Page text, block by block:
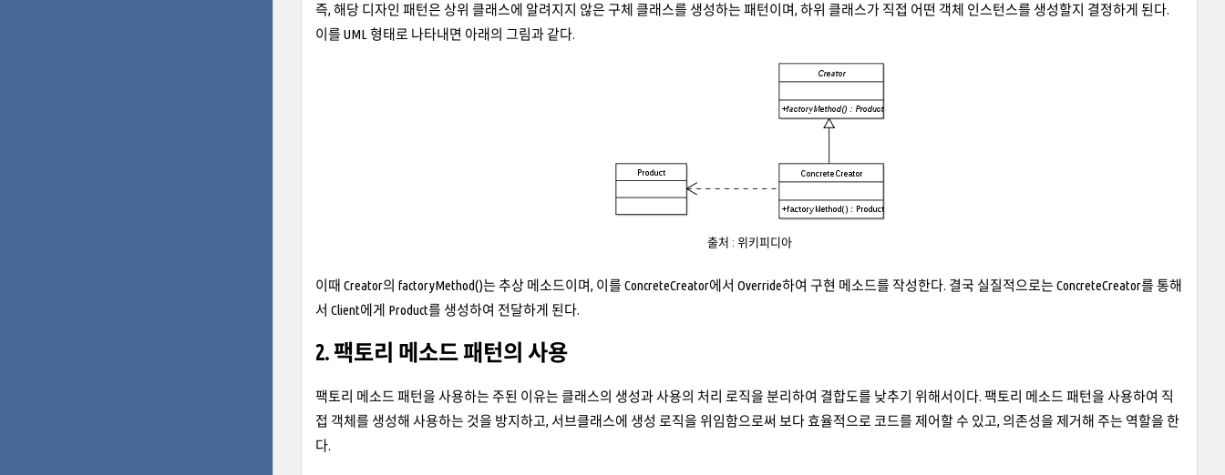
즉, 해당 디자인 패턴은 상위 클래스에 알려지지 않은 구체 클래스를 생성하는 패턴이며, 하위 클래스가 직접 어떤 객체 인스턴스를 생성할지 결정하게 된다.
이를 UML 형태로 나타내면 아래의 그림과 같다.
출처 : 위키피디아
이때 Creator의 factoryMethod()는 추상 메소드이며, 이를 ConcreteCreator에서 Override하여 구현 메소드를 작성한다. 결국 실질적으로는 ConcreteCreator를 통해
서 Client에게 Product를 생성하여 전달하게 된다.
2. 팩토리 메소드 패턴의 사용
팩토리 메소드 패턴을 사용하는 주된 이유는 클래스의 생성과 사용의 처리 로직을 분리하여 결합도를 낮추기 위해서이다. 팩토리 메소드 패턴을 사용하여 직
접 객체를 생성해 사용하는 것을 방지하고, 서브클래스에 생성 로직을 위임함으로써 보다 효율적으로 코드를 제어할 수 있고, 의존성을 제거해 주는 역할을 한
다.